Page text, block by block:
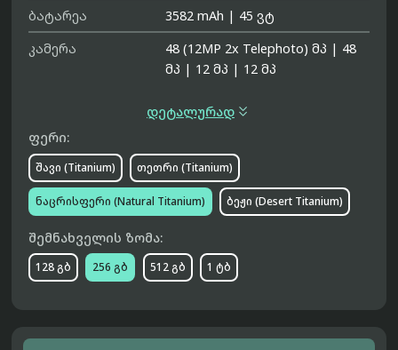
ბატარეა
3582 mAh | 45 ვტ
კამერა
48 (12MP 2x Telephoto) მპ | 48
მპ | 12 მპ | 12 მპ
დეტალურად 
ფერი:
შავი (Titanium) თეთრი (Titanium)
ნაცრისფერი (Natural Titanium) ბეჟი (Desert Titanium)
შემნახველის ზომა:
128 გბ 256 გბ 512 გბ 1 ტბ